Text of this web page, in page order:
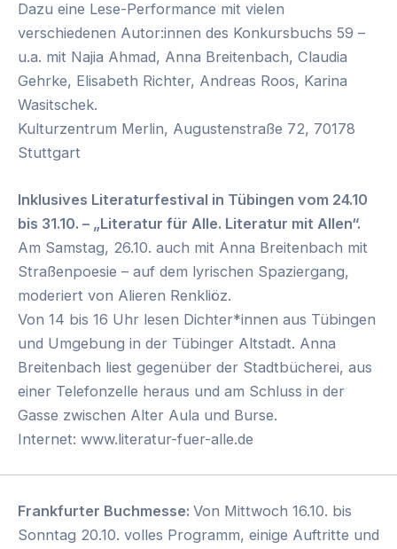
Dazu eine Lese-Performance mit vielen
verschiedenen Autor:innen des Konkursbuchs 59 –
u.a. mit Najia Ahmad, Anna Breitenbach, Claudia
Gehrke, Elisabeth Richter, Andreas Roos, Karina
Wasitschek.
Kulturzentrum Merlin, Augustenstraße 72, 70178
Stuttgart
Inklusives Literaturfestival in Tübingen vom 24.10
bis 31.10. – „Literatur für Alle. Literatur mit Allen“.
Am Samstag, 26.10. auch mit Anna Breitenbach mit
Straßenpoesie – auf dem lyrischen Spaziergang,
moderiert von Alieren Renkliöz.
Von 14 bis 16 Uhr lesen Dichter*innen aus Tübingen
und Umgebung in der Tübinger Altstadt. Anna
Breitenbach liest gegenüber der Stadtbücherei, aus
einer Telefonzelle heraus und am Schluss in der
Gasse zwischen Alter Aula und Burse.
Internet: www.literatur-fuer-alle.de
Frankfurter Buchmesse: Von Mittwoch 16.10. bis
Sonntag 20.10. volles Programm, einige Auftritte und